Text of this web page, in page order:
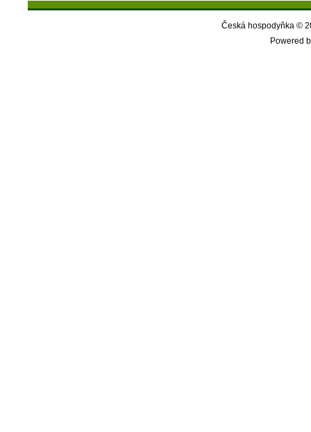
Česká hospodyňka ©
Powered